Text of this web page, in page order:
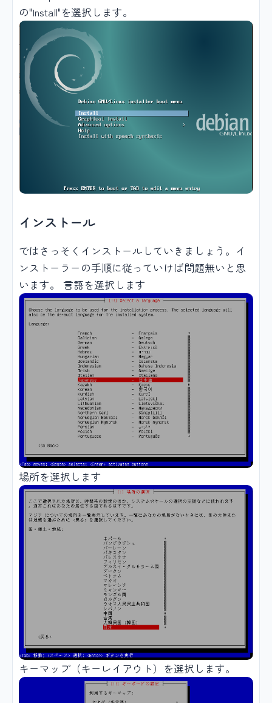
の"Install"を選択します。
インストール
ではさっそくインストールしていきましょう。イ
ンストーラーの手順に従っていけば問題無いと思
います。 言語を選択します
場所を選択します
キーマップ（キーレイアウト）を選択します。